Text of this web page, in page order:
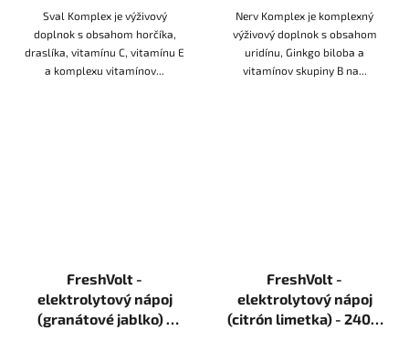
Sval Komplex je výživový
doplnok s obsahom horčíka,
draslíka, vitamínu C, vitamínu E
a komplexu vitamínov...
Nerv Komplex je komplexný
výživový doplnok s obsahom
uridínu, Ginkgo biloba a
vitamínov skupiny B na...
FreshVolt -
elektrolytový nápoj
(granátové jablko) -
FreshVolt -
elektrolytový nápoj
(citrón limetka) - 240 g